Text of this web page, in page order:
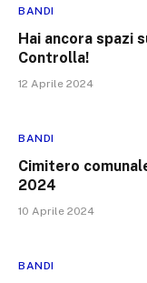
BANDI
Hai ancora spazi
Controlla!
12 Aprile 2024
BANDI
Cimitero
2024
10 Aprile 2024
BANDI